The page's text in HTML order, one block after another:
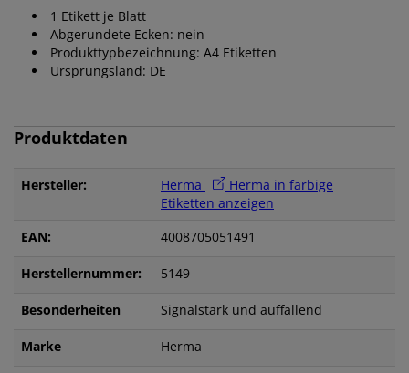
1 Etikett je Blatt
Abgerundete Ecken: nein
Produkttypbezeichnung: A4 Etiketten
Ursprungsland: DE
Produktdaten
Hersteller: Herma
Herma in farbige
Etiketten anzeigen
EAN:
4008705051491
Herstellernummer: 5149
Besonderheiten Signalstark und auffallend
Marke Herma